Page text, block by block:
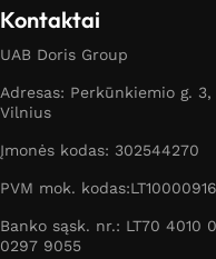
Kontaktai
UAB Doris Group
Adresas: Perkūnkiemio g. 3,
Vilnius
Įmonės kodas: 302544270
PVM mok.
Banko sąsk. nr.: LT70 4010
0297 9055